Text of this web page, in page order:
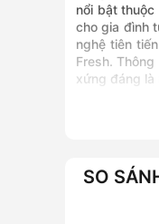
nổi bật
cho gia đình
nghệ tiên
Fresh.
xứng đáng là
Công
Công
SO